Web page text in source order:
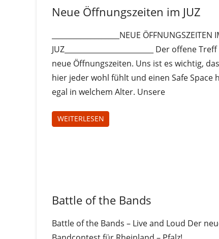
Neue Öffnungszeiten im JUZ
___________________NEUE ÖFFNUNGSZEITEN
JUZ_________________________ Der offene
neue Öffnungszeiten. Uns ist es wichtig,
hier jeder wohl fühlt und einen Safe Space
egal in welchem Alter. Unsere
WEITERLESEN
Battle of the Bands
Battle of the Bands – Live and Loud Der